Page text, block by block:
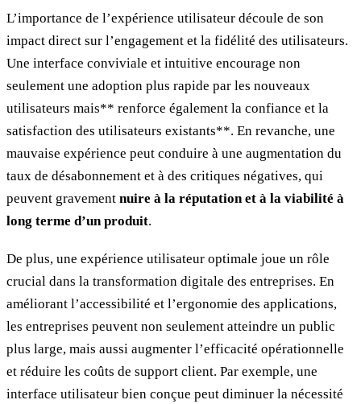
L’importance de l’expérience utilisateur découle de son
impact direct sur l’engagement et la fidélité des utilisateurs.
Une interface conviviale et intuitive encourage non
seulement une adoption plus rapide par les nouveaux
utilisateurs mais** renforce également la confiance et la
satisfaction des utilisateurs existants**. En revanche, une
mauvaise expérience peut conduire à une augmentation du
taux de désabonnement et à des critiques négatives, qui
peuvent gravement nuire à la réputation et à la viabilité à
long terme d’un produit.
De plus, une expérience utilisateur optimale joue un rôle
crucial dans la transformation digitale des entreprises. En
améliorant l’accessibilité et l’ergonomie des applications,
les entreprises peuvent non seulement atteindre un public
plus large, mais aussi augmenter l’efficacité opérationnelle
et réduire les coûts de support client. Par exemple, une
interface utilisateur bien conçue peut diminuer la nécessité